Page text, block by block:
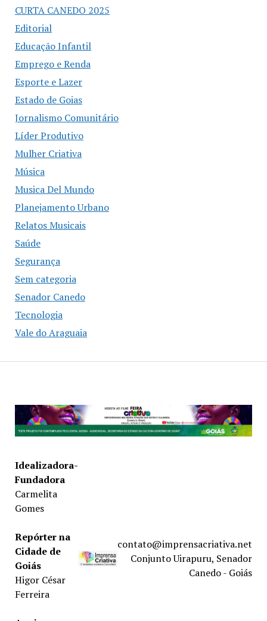
CURTA CANEDO 2025
Editorial
Educação Infantil
Emprego e Renda
Esporte e Lazer
Estado de Goias
Jornalismo Comunitário
Líder Produtivo
Mulher Criativa
Música
Musica Del Mundo
Planejamento Urbano
Relatos Musicais
Saúde
Segurança
Sem categoria
Senador Canedo
Tecnologia
Vale do Araguaia
Idealizadora-
Fundadora
Carmelita
Gomes
Repórter na
Cidade de
Goiás
Higor César
Ferreira
contato@imprensacriativa.net
Conjunto Uirapuru, Senador
Canedo - Goiás